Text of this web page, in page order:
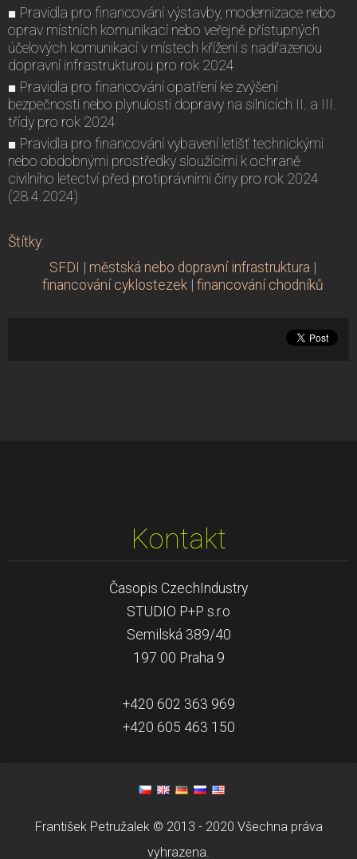
■ Pravidla pro financování výstavby, modernizace nebo
oprav místních komunikací nebo veřejně přístupných
účelových komunikací v místech křížení s nadřazenou
dopravní infrastrukturou pro rok 2024
■ Pravidla pro financování opatření ke zvýšení
bezpečnosti nebo plynulosti dopravy na silnicích II. a III.
třídy pro rok 2024
■ Pravidla pro financování vybavení letišť technickými
nebo obdobnými prostředky sloužícími k ochraně
civilního letectví před protiprávními činy pro rok 2024
(28.4.2024)
Štítky:
SFDI | městská nebo dopravní infrastruktura |
financování cyklostezek | financování chodníků
Kontakt
Časopis CzechIndustry
STUDIO P+P s.r.o
Semilská 389/40
197 00 Praha 9
+420 602 363 969
+420 605 463 150
František Petružalek © 2013 - 2020 Všechna práva
vyhrazena.